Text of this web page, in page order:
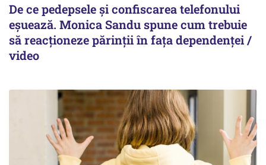
De ce pedepsele și confiscarea telefonului
eșuează. Monica Sandu spune cum trebuie
să reacționeze părinții în fața dependenței /
video